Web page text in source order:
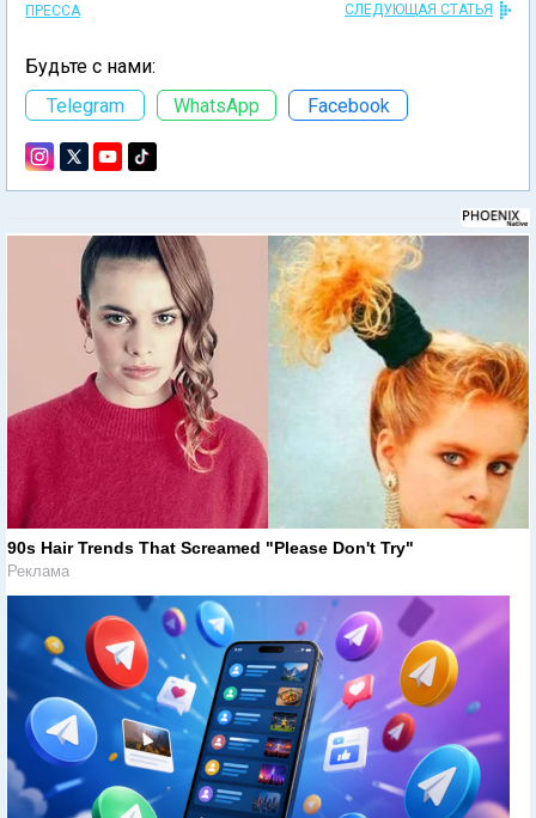
ПРЕССА СЛЕДУЮЩАЯ СТАТЬЯ
Будьте с нами:
Telegram
WhatsApp Facebook
90s Hair Trends That Screamed "Please Don't Try"
Реклама